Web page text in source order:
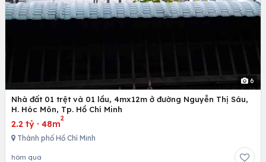
6
Nhà đất 01 trệt và 01 lầu, 4mx12m ở đường Nguyễn Thị Sáu,
H. Hóc Môn, Tp. Hồ Chí Minh
2.2 tỷ · 48m
2
Thành phố Hồ Chí Minh
hôm qua